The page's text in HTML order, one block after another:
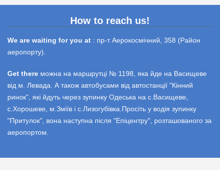
How to reach us!
We are waiting for you at : пр-т Аерокосмічний, 358 (Район
аеропорту).
Get there можна на маршрутці № 1198, яка йде на Васищеве
від м. Левада. А також автобусами від автостанції "Кінний
ринок", які йдуть через зупинку Одеська на с.Васищеве,
с.Хорошеве, м.Зміїв і с.Лизогубівка.Просіть у водія зупинку
"Притулок", вона наступна після "Епіцентру", розташованого за
аеропортом.